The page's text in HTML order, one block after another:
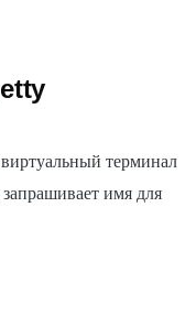
виртуальный терминал
имя для